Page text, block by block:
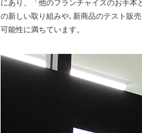
にあり、「他のフランチャイズのお手
の新しい取り組みや､新商品のテスト販
可能性に満ちています。